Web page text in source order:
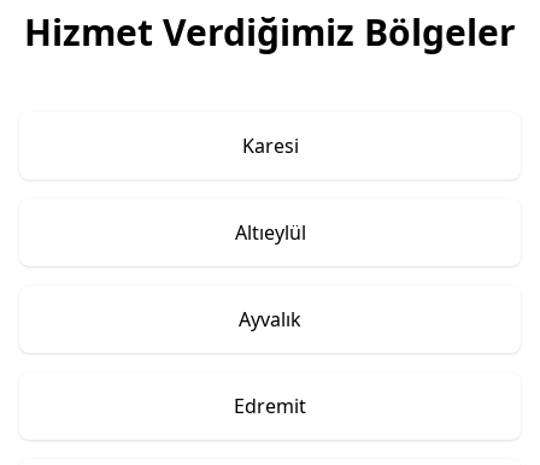
Hizmet Verdiğimiz Bölgeler
Karesi
Altıeylül
Ayvalık
Edremit